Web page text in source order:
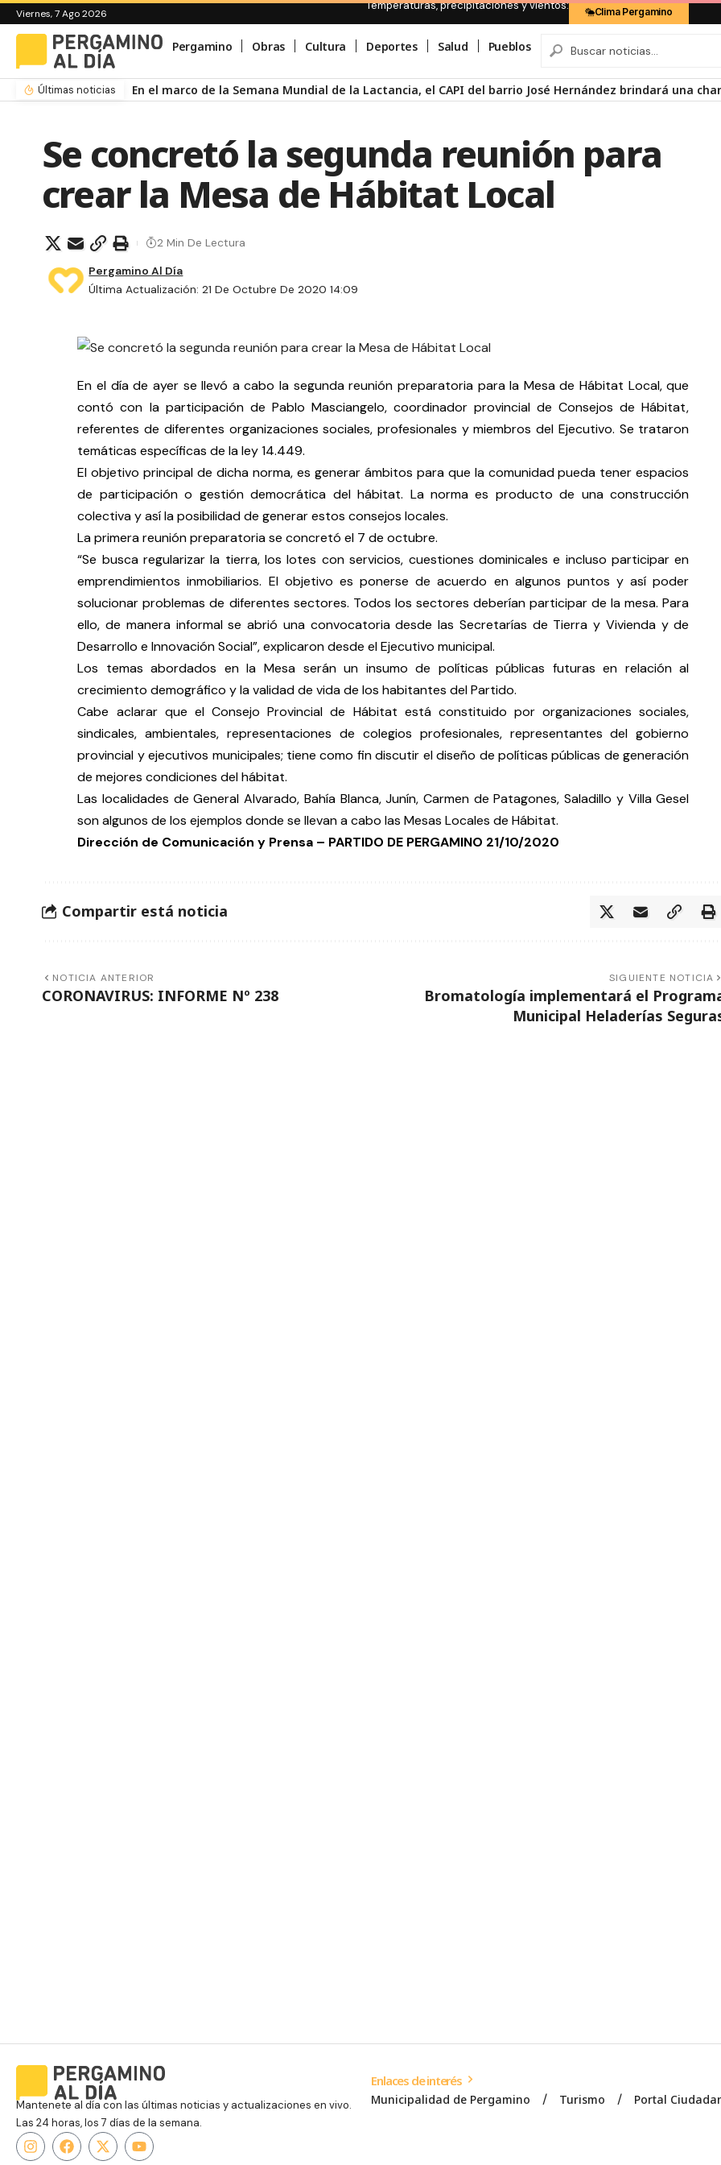
Viernes, 7 Ago 2026
Temperaturas, precipitaciones y vientos: Clima Pergamino
Pergamino Obras Cultura Deportes Salud Pueblos
Últimas noticias El Teatro San Martín suma visitas guiadas y la proyección del documental de Divididos
Se concretó la segunda reunión para
crear la Mesa de Hábitat Local
Última Actualización: 21 De Octubre De 2020 14:09
Pergamino Al Día
2 Min De Lectura
En el día de ayer se llevó a cabo la segunda reunión preparatoria para la Mesa de Hábitat Local, que
contó con la participación de Pablo Masciangelo, coordinador provincial de Consejos de Hábitat,
referentes de diferentes organizaciones sociales, profesionales y miembros del Ejecutivo. Se trataron
temáticas específicas de la ley 14.449.
El objetivo principal de dicha norma, es generar ámbitos para que la comunidad pueda tener espacios
de participación o gestión democrática del hábitat. La norma es producto de una construcción
colectiva y así la posibilidad de generar estos consejos locales.
La primera reunión preparatoria se concretó el 7 de octubre.
“Se busca regularizar la tierra, los lotes con servicios, cuestiones dominicales e incluso participar en
emprendimientos inmobiliarios. El objetivo es ponerse de acuerdo en algunos puntos y así poder
solucionar problemas de diferentes sectores. Todos los sectores deberían participar de la mesa. Para
ello, de manera informal se abrió una convocatoria desde las Secretarías de Tierra y Vivienda y de
Desarrollo e Innovación Social”, explicaron desde el Ejecutivo municipal.
Los temas abordados en la Mesa serán un insumo de políticas públicas futuras en relación al
crecimiento demográfico y la validad de vida de los habitantes del Partido.
Cabe aclarar que el Consejo Provincial de Hábitat está constituido por organizaciones sociales,
sindicales, ambientales, representaciones de colegios profesionales, representantes del gobierno
provincial y ejecutivos municipales; tiene como fin discutir el diseño de políticas públicas de generación
de mejores condiciones del hábitat.
Las localidades de General Alvarado, Bahía Blanca, Junín, Carmen de Patagones, Saladillo y Villa Gesel
son algunos de los ejemplos donde se llevan a cabo las Mesas Locales de Hábitat.
Dirección de Comunicación y Prensa – PARTIDO DE PERGAMINO 21/10/2020
Compartir está noticia
NOTICIA ANTERIOR
CORONAVIRUS: INFORME Nº 238
SIGUIENTE NOTICIA
Bromatología implementará el
Municipal Heladerías
Mantenete al día con las últimas noticias y actualizaciones en vivo.
Las 24 horas, los 7 días de la semana.
Enlaces de interés
Municipalidad de Pergamino Turismo Portal